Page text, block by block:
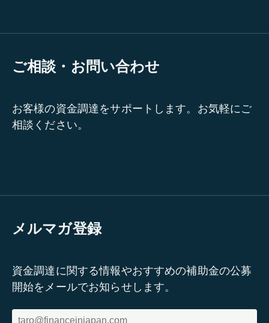
ご相談・お問い合わせ
お客様の資金調達をサポートします。お気軽にご
相談ください。
メルマガ登録
資金調達に関する情報やおすすめの補助金の公募
開始をメールでお知らせします。